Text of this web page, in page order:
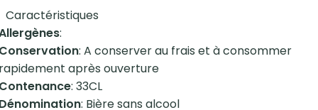
Caractéristiques
:
: A conserver au frais et à consommer
après ouverture
: 33CL
: Bière sans alcool